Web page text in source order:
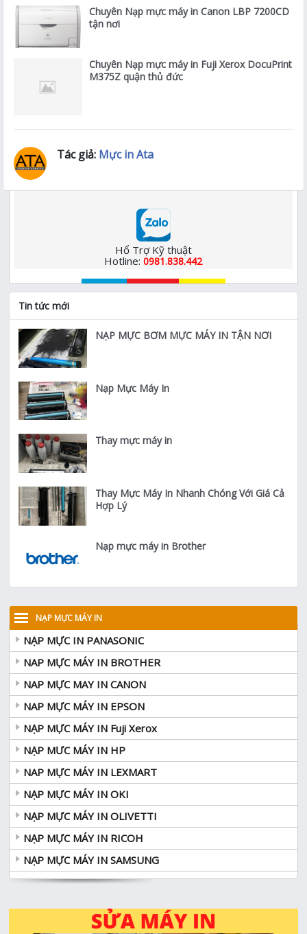
Chuyên Nạp mực máy in Canon LBP 7200CD
tận nơi
Chuyên Nạp mực máy in Fuji Xerox DocuPrint
M375Z quận thủ đức
Tác giả: Mực in Ata
Hổ Trợ Kỹ thuật
Hotline:0981.838.442
Tin tức mới
NẠP MỰC BƠM MỰC MÁY IN TẬN NƠI
Nạp Mực Máy In
Thay mực máy in
Thay Mực Máy In Nhanh Chóng Với Giá Cả
Hợp Lý
Nạp mực máy in Brother
NẠP MỰC MÁY IN
NẠP MỰC IN PANASONIC
NAP MỰC MÁY IN BROTHER
NAP MỰC MAY IN CANON
NAP MỰC MÁY IN EPSON
NẠP MỰC MÁY IN Fuji Xerox
NẠP MƯC MÁY IN HP
NAP MỰC MÁY IN LEXMART
NẠP MỰC MÁY IN OKI
NẠP MỰC MÁY IN OLIVETTI
NẠP MỰC MÁY IN RICOH
NẠP MỰC MÁY IN SAMSUNG